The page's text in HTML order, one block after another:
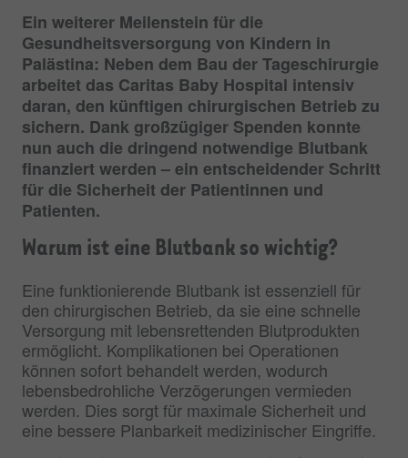
Ein weiterer Meilenstein für die
Gesundheitsversorgung von Kindern in
Palästina: Neben dem Bau der Tageschirurgie
arbeitet das Caritas Baby Hospital intensiv
daran, den künftigen chirurgischen Betrieb zu
sichern. Dank großzügiger Spenden konnte
nun auch die dringend notwendige Blutbank
finanziert werden – ein entscheidender Schritt
für die Sicherheit der Patientinnen und
Patienten.
Warum ist eine Blutbank so wichtig?
Eine funktionierende Blutbank ist essenziell für
den chirurgischen Betrieb, da sie eine schnelle
Versorgung mit lebensrettenden Blutprodukten
ermöglicht. Komplikationen bei Operationen
können sofort behandelt werden, wodurch
lebensbedrohliche Verzögerungen vermieden
werden. Dies sorgt für maximale Sicherheit und
eine bessere Planbarkeit medizinischer Eingriffe.